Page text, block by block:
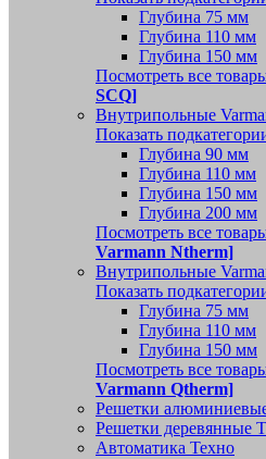
Глубина 75 мм
Глубина 110 мм
Глубина 150 мм
Посмотреть все
SCQ]
Внутрипольные
Показать
Глубина 90 мм
Глубина 110 мм
Глубина 150 мм
Глубина 200 мм
Посмотреть все
Varmann Ntherm]
Внутрипольные
Показать
Глубина 75 мм
Глубина 110 мм
Глубина 150 мм
Посмотреть все
Varmann Qtherm]
Решетки
Решетки деревянные
Автоматика Техно